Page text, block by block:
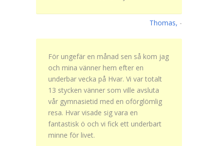
Thomas, -
För ungefär en månad sen så kom jag
och mina vänner hem efter en
underbar vecka på Hvar. Vi var totalt
13 stycken vänner som ville avsluta
vår gymnasietid med en oförglömlig
resa. Hvar visade sig vara en
fantastisk ö och vi fick ett underbart
minne för livet.